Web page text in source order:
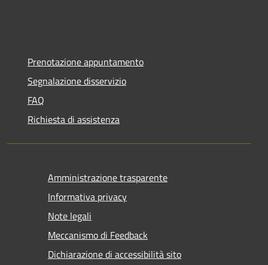
Prenotazione appuntamento
Segnalazione disservizio
FAQ
Richiesta di assistenza
Amministrazione trasparente
Informativa privacy
Note legali
Meccanismo di Feedback
Dichiarazione di accessibilità sito